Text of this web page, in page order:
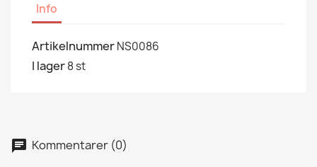
Info
ArtikelnummerNS0086
I lager8 st
Kommentarer (0)